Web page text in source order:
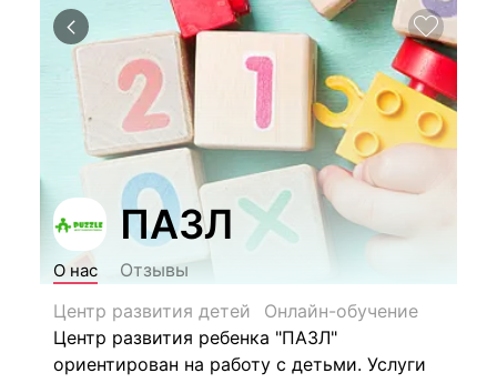
ПАЗЛ
О нас
Отзывы
Центр развития детей
Онлайн-обучение
Центр развития ребенка "ПАЗЛ"
ориентирован на работу с детьми. Услуги